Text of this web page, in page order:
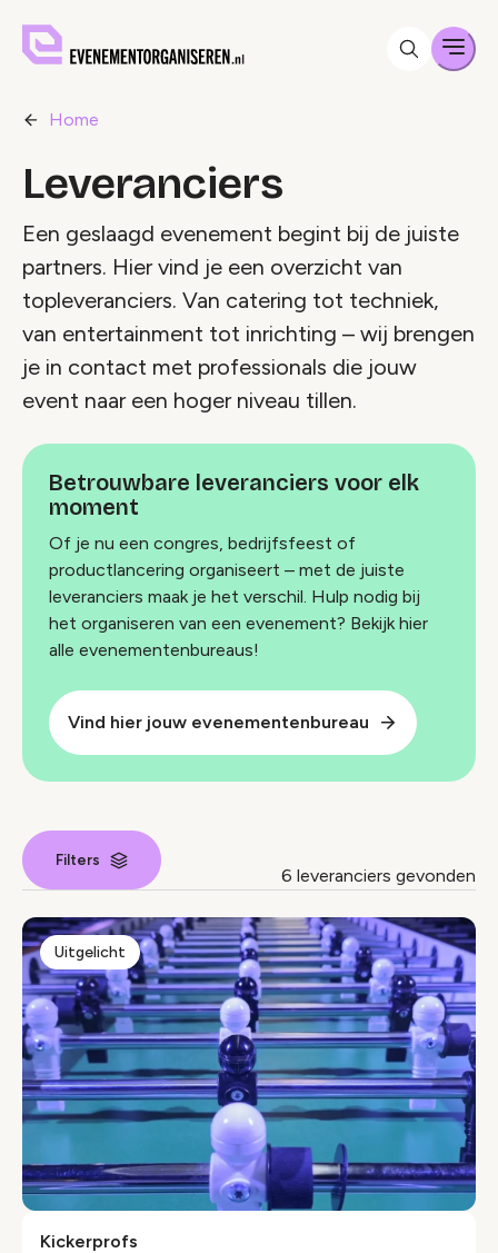
Home
Leveranciers
Een geslaagd evenement begint bij de juiste
partners. Hier vind je een overzicht van
topleveranciers. Van catering tot techniek,
van entertainment tot inrichting – wij brengen
je in contact met professionals die jouw
event naar een hoger niveau tillen.
Betrouwbare leveranciers voor elk
moment
Of je nu een congres, bedrijfsfeest of
productlancering organiseert – met de juiste
leveranciers maak je het verschil. Hulp nodig bij
het organiseren van een evenement? Bekijk hier
alle evenementenbureaus!
Vind hier jouw evenementenbureau
Filters
6 leveranciers gevonden
Leverancier index
Kickerprofs
Uitgelicht